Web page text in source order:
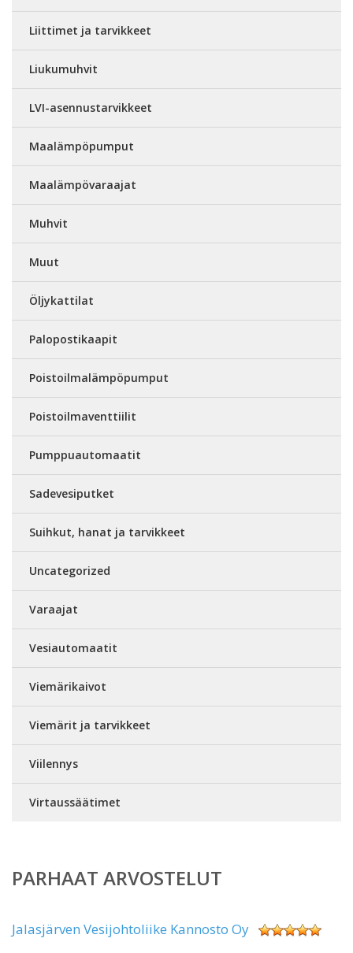
Liittimet ja tarvikkeet
Liukumuhvit
LVI-asennustarvikkeet
Maalämpöpumput
Maalämpövaraajat
Muhvit
Muut
Öljykattilat
Palopostikaapit
Poistoilmalämpöpumput
Poistoilmaventtiilit
Pumppuautomaatit
Sadevesiputket
Suihkut, hanat ja tarvikkeet
Uncategorized
Varaajat
Vesiautomaatit
Viemärikaivot
Viemärit ja tarvikkeet
Viilennys
Virtaussäätimet
PARHAAT ARVOSTELUT
Jalasjärven Vesijohtoliike Kannosto Oy